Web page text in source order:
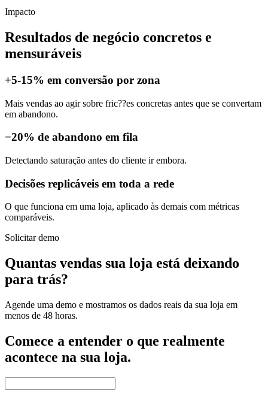
Impacto
Resultados de negócio concretos e
mensuráveis
+5-15% em conversão por zona
Mais vendas ao agir sobre fric??es concretas antes que se convertam
em abandono.
−20% de abandono em fila
Detectando saturação antes do cliente ir embora.
Decisões replicáveis em toda a rede
O que funciona em uma loja, aplicado às demais com métricas
comparáveis.
Solicitar demo
Quantas vendas sua loja está deixando
para trás?
Agende uma demo e mostramos os dados reais da sua loja em
menos de 48 horas.
Comece a entender o que realmente
acontece na sua loja.